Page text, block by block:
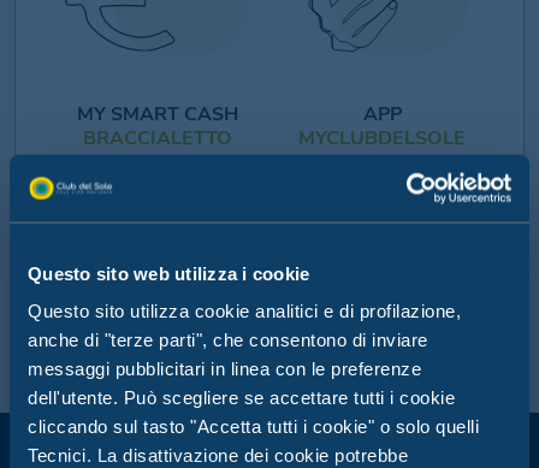
Questo sito web utilizza i cookie
Questo sito utilizza cookie analitici e di profilazione,
anche di "terze parti", che consentono di inviare
messaggi pubblicitari in linea con le preferenze
dell'utente. Può scegliere se accettare tutti i cookie
cliccando sul tasto "Accetta tutti i cookie" o solo quelli
Tecnici. La disattivazione dei cookie potrebbe
MY SMART CASH
BRACCIALETTO
Goditi una vacanza senza
Scopri di più
APP
MYCLUBDELSOLE
Tutto il mondo Club del
Scopri di più